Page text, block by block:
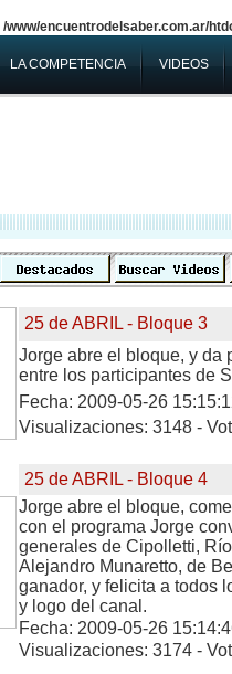
/www/encuentrodelsaber.com.ar/
LA COMPETENCIA VIDEOS
25 de ABRIL - Bloque 3
Jorge abre el bloque, y da
entre los participantes de
Fecha: 2009-05-26
Visualizaciones: 3148 -
25 de ABRIL - Bloque 4
Jorge abre el bloque,
con el programa Jorge
generales de Cipolletti,
Alejandro Munaretto, de
ganador, y felicita a todos
y logo del canal.
Fecha: 2009-05-26
Visualizaciones: 3174 -